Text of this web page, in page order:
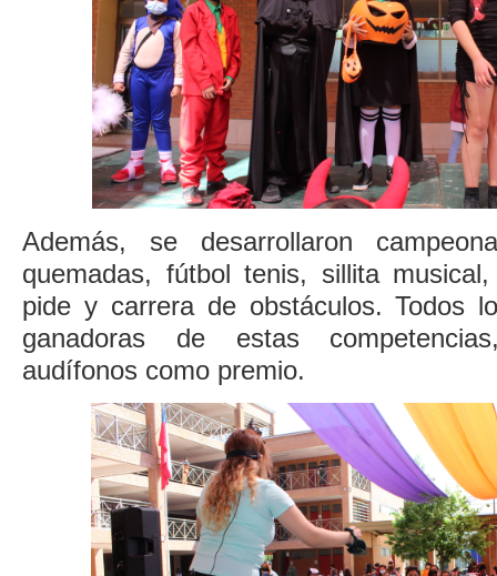
Además, se desarrollaron
quemadas, fútbol tenis, sillita
pide y carrera de obstáculos. Todos
ganadoras de estas
audífonos como premio.